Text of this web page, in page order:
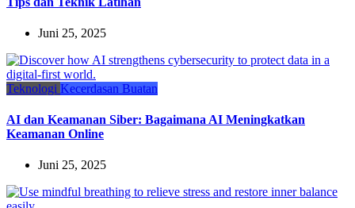
Juni 25, 2025
Teknologi Kecerdasan Buatan
AI dan Keamanan Siber: Bagaimana AI Meningkatkan
Keamanan Online
Juni 25, 2025